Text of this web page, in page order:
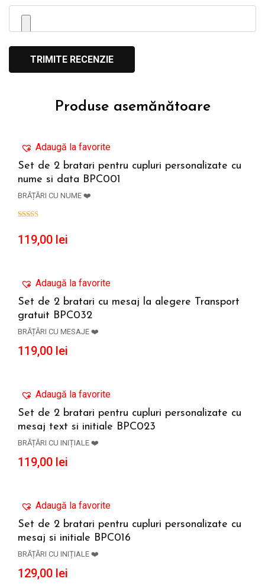
Produse asemănătoare
Adaugă la favorite
Set de 2 bratari pentru cupluri personalizate cu
nume si data BPC001
BRĂȚĂRI CU NUME ❤️
119,00 lei
Adaugă la favorite
Set de 2 bratari cu mesaj la alegere Transport
gratuit BPC032
BRĂȚĂRI CU MESAJE ❤️
119,00 lei
Adaugă la favorite
Set de 2 bratari pentru cupluri personalizate cu
mesaj text si initiale BPC023
BRĂȚĂRI CU INIȚIALE ❤️
119,00 lei
Adaugă la favorite
Set de 2 bratari pentru cupluri personalizate cu
mesaj si initiale BPC016
BRĂȚĂRI CU INIȚIALE ❤️
129,00 lei